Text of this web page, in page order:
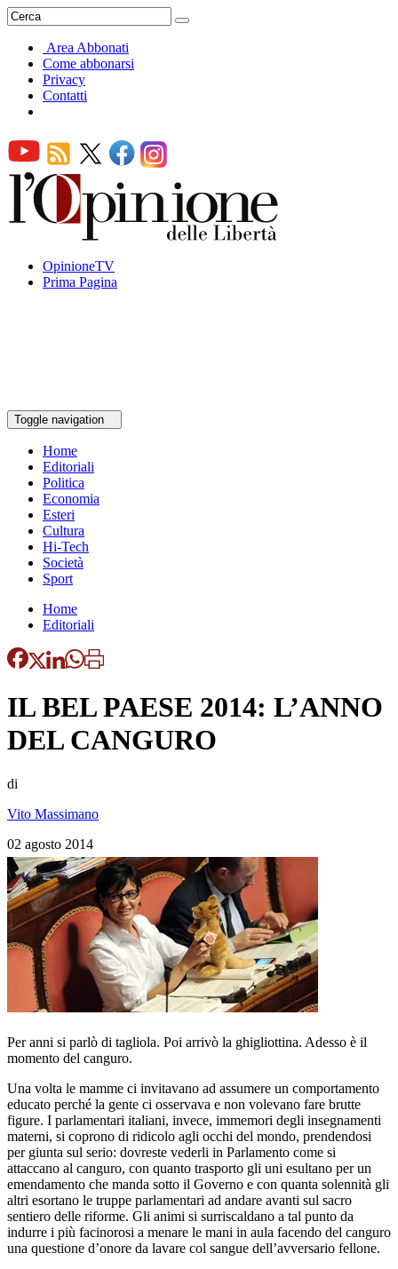
Area Abbonati
Come abbonarsi
Privacy
Contatti
OpinioneTV
Prima Pagina
Toggle navigation
Home
Editoriali
Politica
Economia
Esteri
Cultura
Hi-Tech
Società
Sport
Home
Editoriali
IL BEL PAESE 2014: L’ANNO
DEL CANGURO
di
Vito Massimano
02 agosto 2014
Per anni si parlò di tagliola. Poi arrivò la ghigliottina. Adesso è il
momento del canguro.
Una volta le mamme ci invitavano ad assumere un comportamento
educato perché la gente ci osservava e non volevano fare brutte
figure. I parlamentari italiani, invece, immemori degli insegnamenti
materni, si coprono di ridicolo agli occhi del mondo, prendendosi
per giunta sul serio: dovreste vederli in Parlamento come si
attaccano al canguro, con quanto trasporto gli uni esultano per un
emendamento che manda sotto il Governo e con quanta solennità gli
altri esortano le truppe parlamentari ad andare avanti sul sacro
sentiero delle riforme. Gli animi si surriscaldano a tal punto da
indurre i più facinorosi a menare le mani in aula facendo del canguro
una questione d’onore da lavare col sangue dell’avversario fellone.